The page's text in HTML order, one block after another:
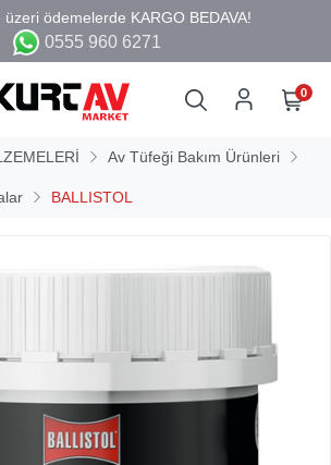
0555 960 6271
0
Av Tüfeği Bakım Ürünleri
BALLISTOL